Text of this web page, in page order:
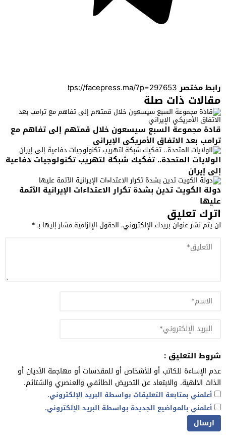
رابط مختصر
مقالات ذات صلة
قادة مجموعة السبع سيسعون خلال قمتهم إلى تفاهم مع
ترامب بعد الاتفاق الأمريكي الإيراني
الولايات المتحدة.. تفكيك شبكة لتهريب تكنولوجيات دفاعية
إلى إيران
دولة الكويت تدين بشدة تكرار الاعتداءات الإيرانية الآثمة
عليها
اترك تعليق
لن يتم نشر عنوان بريدك الإلكتروني. الحقول الإلزامية مشار إليها بـ*
شروط التعليق :
عدم الإساءة للكاتب أو للأشخاص أو للمقدسات أو مهاجمة الأديان أو
الذات الالهية. والابتعاد عن التحريض الطائفي والعنصري والشتائم.
أعلمني بمتابعة التعليقات بواسطة البريد الإلكتروني.
أعلمني بالمواضيع الجديدة بواسطة البريد الإلكتروني.